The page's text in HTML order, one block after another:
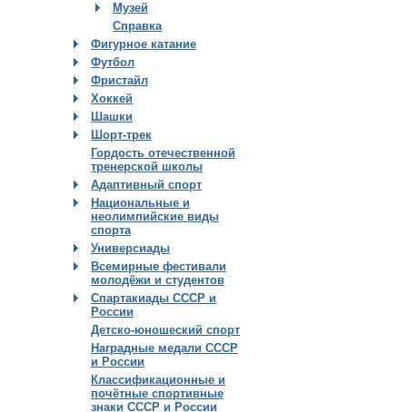
Музей
Справка
Фигурное катание
Футбол
Фристайл
Хоккей
Шашки
Шорт-трек
Гордость отечественной
тренерской школы
Адаптивный спорт
Национальные и
неолимпийские виды
спорта
Универсиады
Всемирные фестивали
молодёжи и студентов
Спартакиады СССР и
России
Детско-юношеский спорт
Наградные медали СССР
и России
Классификационные и
почётные спортивные
знаки СССР и России